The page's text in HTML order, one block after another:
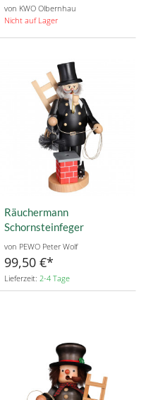
von KWO Olbernhau
Nicht auf Lager
Räuchermann
Schornsteinfeger
von PEWO Peter Wolf
99,50 €
Lieferzeit: 2-4 Tage